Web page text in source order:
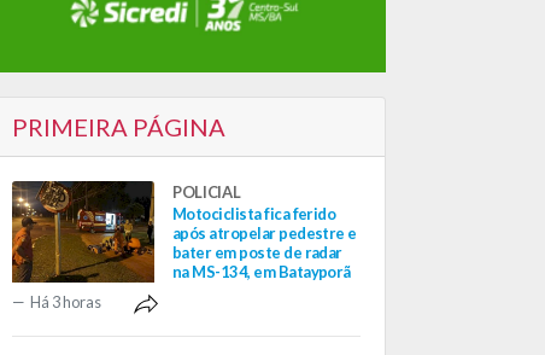
PRIMEIRA PÁGINA
POLICIAL
Motociclista fica ferido
após atropelar pedestre e
bater em poste de radar
na MS-134, em Batayporã
Há 3 horas